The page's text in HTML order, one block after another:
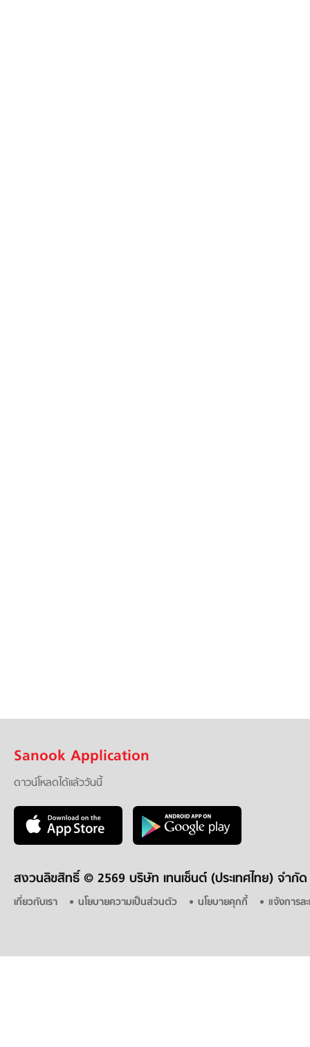
Sanook Application
ดาวน์โหลดได้แล้ววันนี้
สงวนลิขสิทธิ์ © 2569 บริษัท เทนเซ็นต์ (ประเทศไทย) จำกัด
เกี่ยวกับเรา นโยบายความเป็นส่วนตัว นโยบายคุกกี้ แจ้งการล